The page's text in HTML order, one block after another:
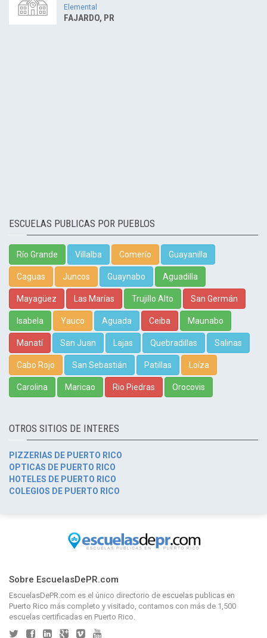
Elemental
FAJARDO, PR
ESCUELAS PUBLICAS POR PUEBLOS
Río Grande Villalba Comerío Guayanilla
Caguas Juncos Guaynabo Aguadilla
Mayagüez Las Marías Trujillo Alto San Germán
Isabela Yauco Aguada Ceiba Maunabo
Manatí San Juan Lajas Quebradillas Salinas
Cabo Rojo San Sebastián Patillas Loíza
Carolina Maricao Rio Piedras Orocovis
OTROS SITIOS DE INTERES
PIZZERIAS DE PUERTO RICO
OPTICAS DE PUERTO RICO
HOTELES DE PUERTO RICO
COLEGIOS DE PUERTO RICO
Sobre EscuelasDePR.com
EscuelasDePR.com es el único directorio de escuelas publicas en
Puerto Rico más completo y visitado, contamos con más de 1,500
escuelas certificadas en Puerto Rico.